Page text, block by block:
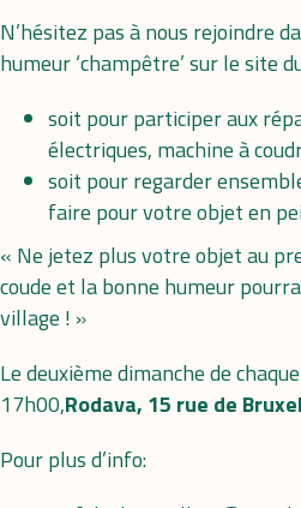
N’hésitez pas à nous rejoindre
humeur ‘champêtre’ sur le site
soit pour participer aux
électriques, machine à
soit pour regarder
faire pour votre objet en
« Ne jetez plus votre objet au
coude et la bonne humeur
village ! »
Le deuxième dimanche de
17h00,Rodava, 15 rue de
Pour plus d’info: